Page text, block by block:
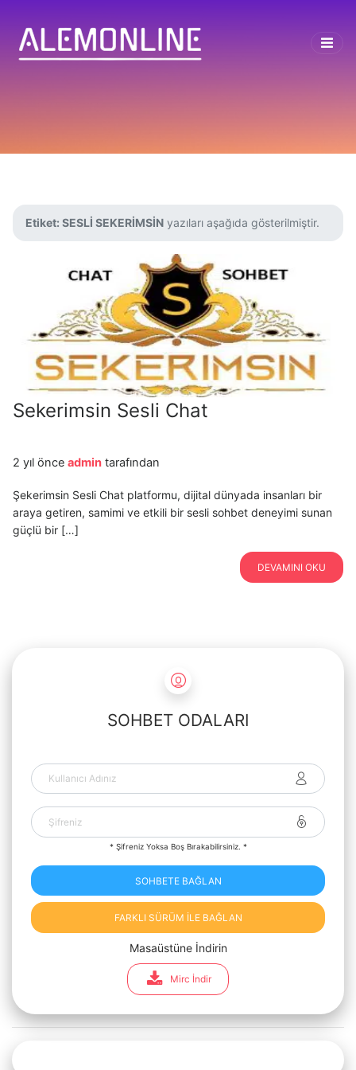
Etiket: SESLİ SEKERİMSİN yazıları aşağıda gösterilmiştir.
Sekerimsin Sesli Chat
2 yıl önce admin tarafından
Şekerimsin Sesli Chat platformu, dijital dünyada insanları bir
araya getiren, samimi ve etkili bir sesli sohbet deneyimi sunan
güçlü bir […]
DEVAMINI OKU
SOHBET ODALARI
* Şifreniz Yoksa Boş Bırakabilirsiniz. *
SOHBETE BAĞLAN
FARKLI SÜRÜM İLE BAĞLAN
Masaüstüne İndirin
Mirc İndir